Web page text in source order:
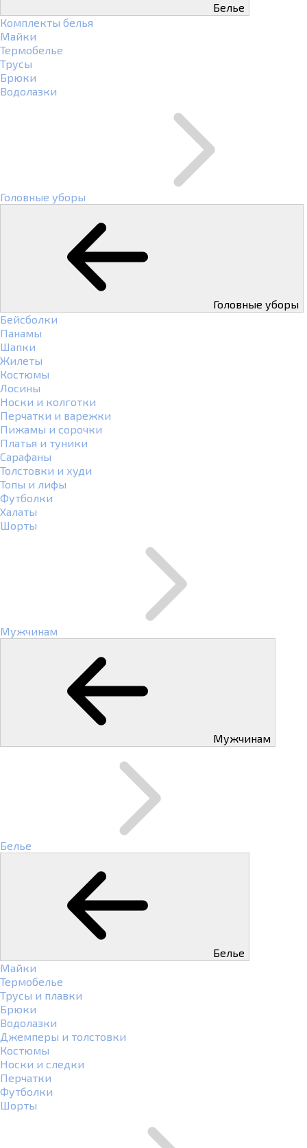
Белье
Комплекты белья
Майки
Термобелье
Трусы
Брюки
Водолазки
Головные уборы
Головные уборы
Бейсболки
Панамы
Шапки
Жилеты
Костюмы
Лосины
Носки и колготки
Перчатки и варежки
Пижамы и сорочки
Платья и туники
Сарафаны
Толстовки и худи
Топы и лифы
Футболки
Халаты
Шорты
Мужчинам
Мужчинам
Белье
Белье
Майки
Термобелье
Трусы и плавки
Брюки
Водолазки
Джемперы и толстовки
Костюмы
Носки и следки
Перчатки
Футболки
Шорты